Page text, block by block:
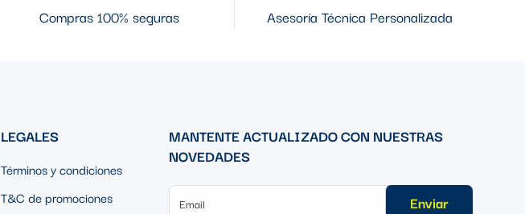
Compras 100% seguras Asesoría Técnica Personalizada
LEGALES
Términos y condiciones
T&C de promociones
MANTENTE ACTUALIZADO CON NUESTRAS
NOVEDADES
Enviar